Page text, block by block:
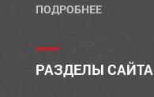
ПОДРОБНЕЕ
РАЗДЕЛЫ САЙТА